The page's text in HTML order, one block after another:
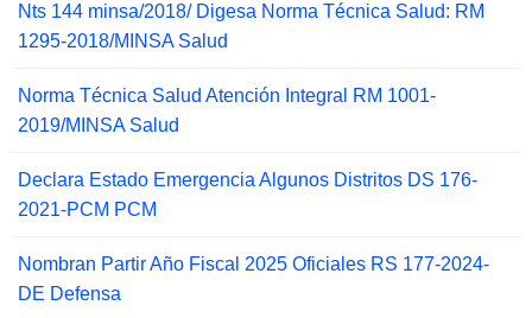
Nts 144 minsa/2018/ Digesa Norma Técnica Salud: RM
1295-2018/MINSA Salud
Norma Técnica Salud Atención Integral RM 1001-
2019/MINSA Salud
Declara Estado Emergencia Algunos Distritos DS 176-
2021-PCM PCM
Nombran Partir Año Fiscal 2025 Oficiales RS 177-2024-
DE Defensa